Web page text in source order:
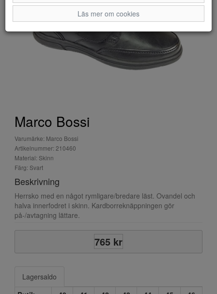
Marco Bossi
Varumärke: Marco Bossi
Artikelnummer: 210460
Material: Skinn
Färg: Svart
Beskrivning
Herrsko med en något rymligare/bredare läst. Ovandel och
halva innerfodret i skinn. Kardborreknäppningen gör
på-/avtagning lättare.
765 kr
Lagersaldo
Läs mer om cookies